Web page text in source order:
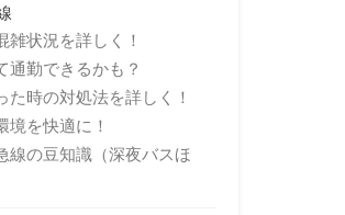
雑状況を詳しく！
通勤できるかも？
た時の対処法を詳しく！
境を快適に！
線の豆知識（深夜バスほ